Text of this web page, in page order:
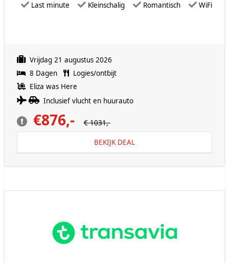
Last minute Kleinschalig Romantisch WiFi
Vrijdag 21 augustus 2026
8 Dagen
Logies/ontbijt
Eliza was Here
Inclusief vlucht en huurauto
€876,- € 1031,-
BEKIJK DEAL